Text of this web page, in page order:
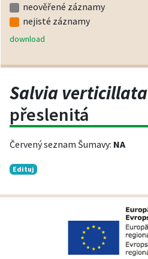
neověřené záznamy
nejisté záznamy
download
Salvia verticillata
přeslenitá
Červený seznam Šumavy: NA
Edituj